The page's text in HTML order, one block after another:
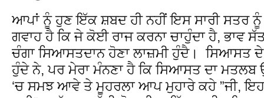
ਆਪਾਂ ਨੂੰ ਹੁਣ ਇੱਕ ਸ਼ਬਦ ਹੀ ਨਹੀਂ ਇਸ ਸਾਰੀ ਸਤਰ ਨੂੰ
ਗਵਾਹ ਹੈ ਕਿ ਜੇ ਕੋਈ ਰਾਜ ਕਰਨਾ ਚਾਹੁੰਦਾ ਹੈ, ਭਾਵ
ਚੰਗਾ ਸਿਆਸਤਦਾਨ ਹੋਣਾ ਲਾਜ਼ਮੀ ਹੁੰਦੈ। ਸਿਆਸਤ ਦੇ
ਹੁੰਦੇ ਨੇ, ਪਰ ਮੇਰਾ ਮੰਨਣਾ ਹੈ ਕਿ ਸਿਆਸਤ ਦਾ
‘ਚ ਸਮਝ ਆਵੇ ਤੇ ਮੂਹਰਲਾ ਆਪ ਮੁਹਾਰੇ ਕਹੇ ”ਜੀ,